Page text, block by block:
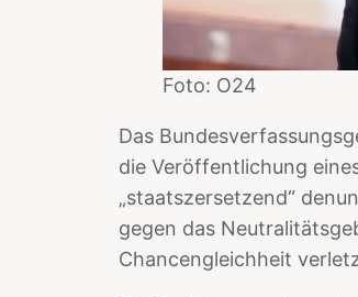
Foto: O24
Das
die Veröffentlichung
„staatszersetzend“
gegen das
Chancengleichheit